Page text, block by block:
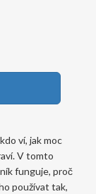
ví, jak moc
V tomto
funguje, proč
používat tak,